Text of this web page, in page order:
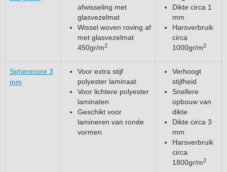
afwisseling met
glasvezelmat
Wissel woven roving af
met glasvezelmat
450gr/m2
Dikte circa 1
mm
Harsverbruik
circa
1000gr/m2
Spherecore 3
mm
Voor extra stijf
polyester laminaat
Voor lichtere polyester
laminaten
Geschikt voor
lamineren van ronde
vormen
Verhoogt
stijfheid
Snellere
opbouw van
dikte
Dikte circa 3
mm
Harsverbruik
circa
1800gr/m2